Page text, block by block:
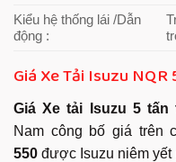
Kiểu hệ thống lái /Dẫn
động :
Giá Xe Tải Isuzu
Giá Xe tải Isuzu 5 tấn
Nam công bố giá trên
550 được Isuzu niêm yết